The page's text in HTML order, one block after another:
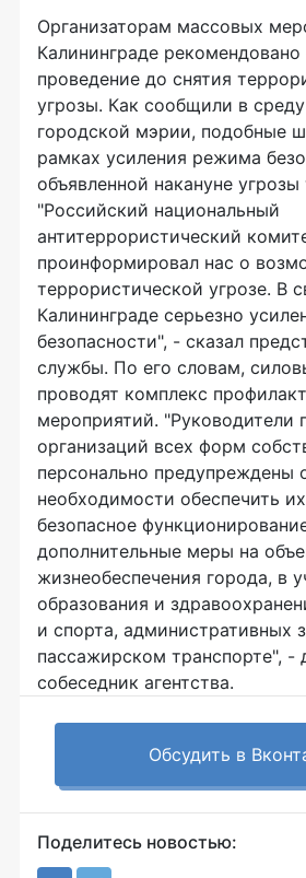
Организаторам массовых
Калининграде
проведение до снятия
угрозы. Как сообщили в
городской мэрии, подобные
рамках усиления режима
объявленной накануне угрозы
"Российский национальный
антитеррористический
проинформировал нас о
террористической угрозе. В
Калининграде серьезно
безопасности", - сказал
службы. По его словам,
проводят комплекс
мероприятий. "Руководители
организаций всех форм
персонально предупреждены
необходимости обеспечить
безопасное
дополнительные меры на
жизнеобеспечения города, в
образования и
и спорта, административных
пассажирском транспорте", -
собеседник агентства.
Обсудить в
Поделитесь новостью: